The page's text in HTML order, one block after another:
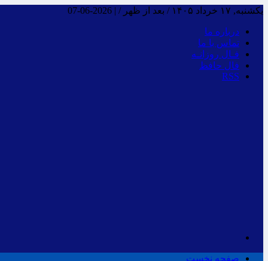
یکشنبه, ۱۷ خرداد ۱۴۰۵ / بعد از ظهر / |
2026-06-07
درباره ما
تماس با ما
فـال روزانـه
فال حافظ
RSS
صفحه نخست